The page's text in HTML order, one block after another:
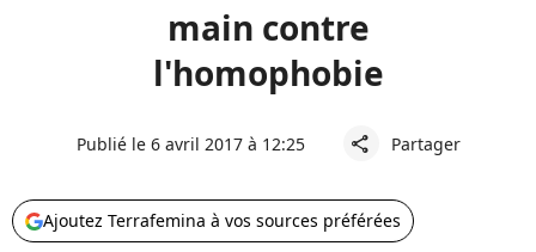
main contre
l'homophobie
Publié le 6 avril 2017 à 12:25 share Partager
Ajoutez Terrafemina à vos sources préférées